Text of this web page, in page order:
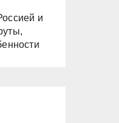
и